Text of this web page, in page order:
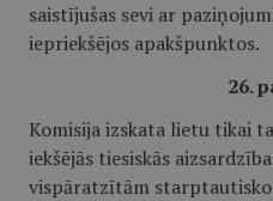
saistījušas sevi ar
iepriekšējos apakšpunktos.
26.
Komisija izskata lietu tikai
iekšējās tiesiskās
vispāratzītām